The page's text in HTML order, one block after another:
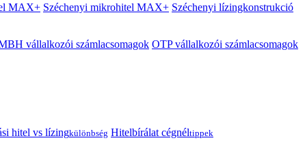
MAX+ Széchenyi mikrohitel MAX+ Széchenyi lízingkonstrukció
vállalkozói számlacsomagok OTP vállalkozói számlacsomagok
hitel vs lízingkülönbség Hitelbírálat cégnéltippek